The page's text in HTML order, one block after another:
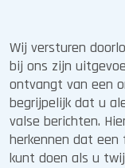
apparatuur in
elke patiënt bij
Wij versturen
bij ons zijn
ontvangt van een
begrijpelijk dat u
valse berichten.
herkennen dat
kunt doen als u